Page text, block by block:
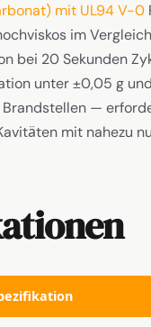
mit UL94 V-0
im
bei 20 Sekunden
unter ±0,05 g
—
mit nahezu